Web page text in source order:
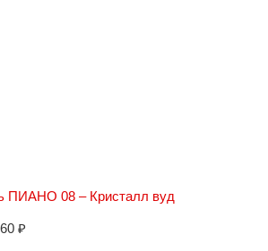
ПИАНО 08 – Кристалл вуд
₽